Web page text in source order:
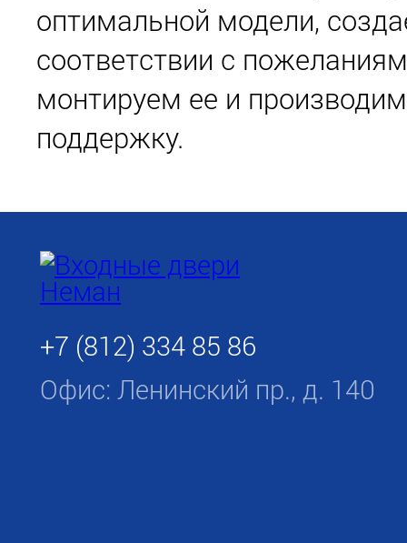
оптимальной модели,
соответствии с
монтируем ее и
поддержку.
+7 (812) 334 85 86
Офис: Ленинский пр., д. 140